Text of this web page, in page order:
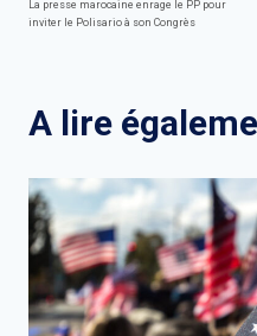
La presse marocaine enrage le PP pour
inviter le Polisario à son Congrès
A lire